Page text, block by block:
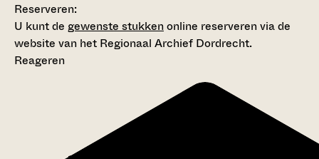
Reserveren:
U kunt de gewenste stukkenonline reserveren via de
website van het Regionaal Archief Dordrecht.
Reageren